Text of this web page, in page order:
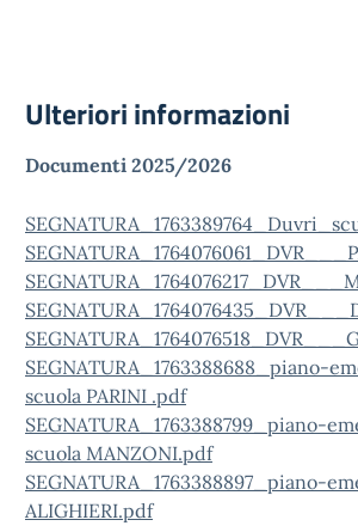
Ulteriori informazioni
Documenti 2025/2026
SEGNATURA_1763388688_piano-
scuola PARINI .pdf
SEGNATURA_1763388799_piano-
scuola MANZONI.pdf
SEGNATURA_1763388897_piano-
ALIGHIERI.pdf